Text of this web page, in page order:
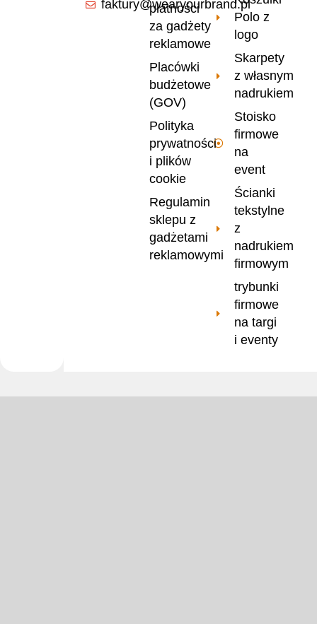
Polo z
logo
Skarpety
z własnym
nadrukiem
Stoisko
firmowe
na
event
Ścianki
tekstylne
z
nadrukiem
firmowym
trybunki
firmowe
na targi
i eventy
płatności
za gadżety
reklamowe
Placówki
budżetowe
(GOV)
Polityka
prywatności
i plików
cookie
Regulamin
sklepu z
gadżetami
reklamowymi
faktury@wearyourbrand.pl